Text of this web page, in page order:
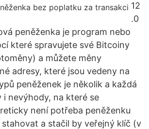
12
.0
peněženka je program nebo
které spravujete své Bitcoiny
a můžete měny
adresy, které jsou vedeny na
peněženek je několik a každá
i nevýhody, na které se
není potřeba peněženku
a stačil by veřejný klíč (v